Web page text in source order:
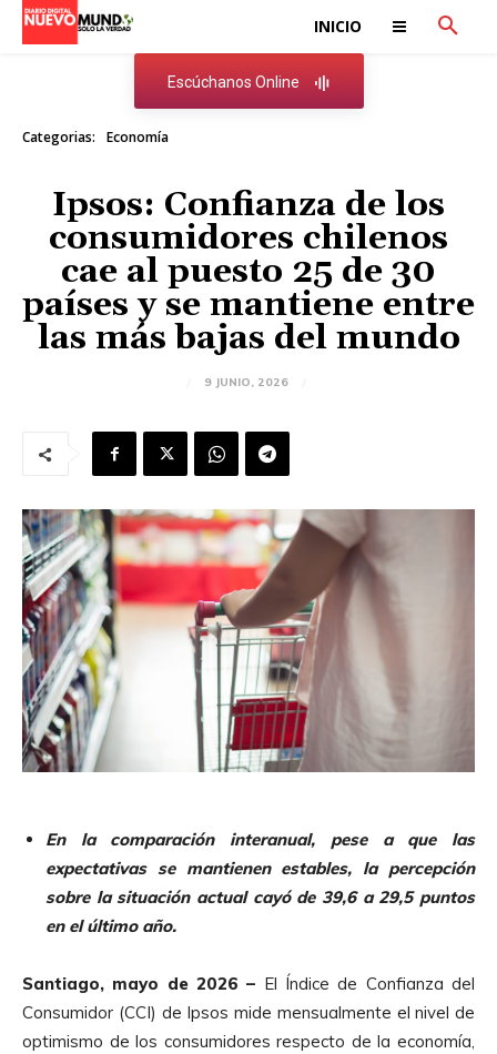
INICIO
Escúchanos Online
Categorias: Economía
Ipsos: Confianza de los
consumidores chilenos
cae al puesto 25 de 30
países y se mantiene entre
las más bajas del mundo
9 JUNIO, 2026
En la comparación interanual, pese a que las
expectativas se mantienen estables, la percepción
sobre la situación actual cayó de 39,6 a 29,5 puntos
en el último año.
Santiago, mayo de 2026 – El Índice de Confianza del
Consumidor (CCI) de Ipsos mide mensualmente el nivel de
optimismo de los consumidores respecto de la economía,